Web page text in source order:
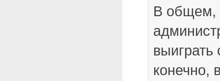
В общем,
выиграть
конечно,